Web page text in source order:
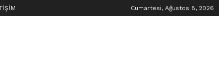
Cumartesi, Ağustos 8, 2026